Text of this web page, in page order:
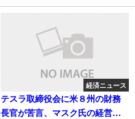
経済ニュース
テスラ取締役会に米８州の財務
長官が苦言、マスク氏の経営姿